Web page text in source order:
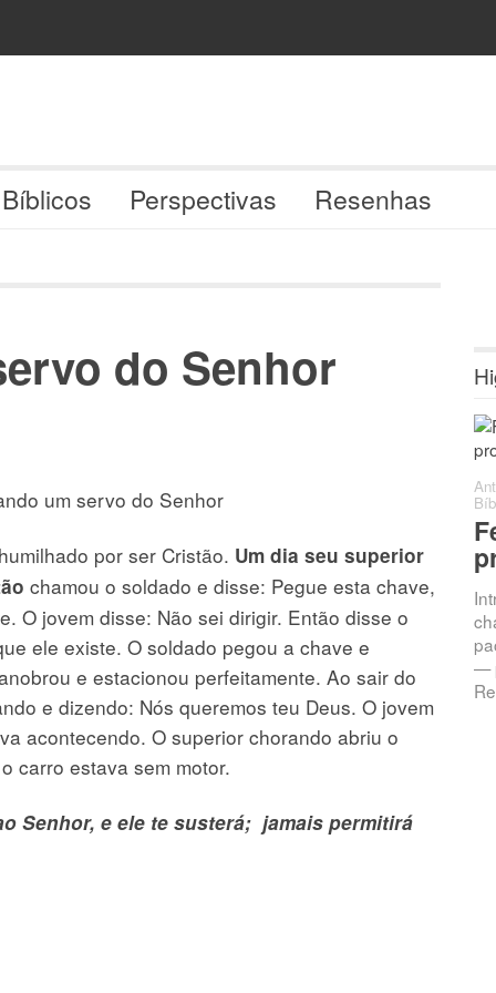
Perspectivas Resenhas
do Senhor
um servo do Senhor
por ser Cristão. Um dia seu superior
chamou o soldado e disse: Pegue esta chave,
O jovem disse: Não sei dirigir. Então disse o
ele existe. O soldado pegou a chave e
e estacionou perfeitamente. Ao sair do
e dizendo: Nós queremos teu Deus. O jovem
acontecendo. O superior chorando abriu o
carro estava sem motor.
Senhor, e ele te susterá; jamais permitirá
—